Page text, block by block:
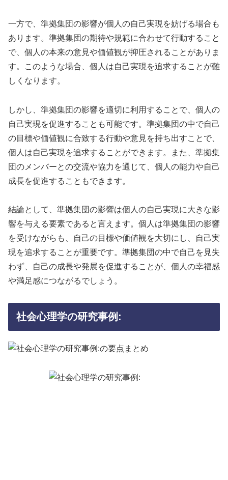
一方で、準拠集団の影響が個人の自己実現を妨げる場合も
あります。準拠集団の期待や規範に合わせて行動すること
で、個人の本来の意見や価値観が抑圧されることがありま
す。このような場合、個人は自己実現を追求することが難
しくなります。
しかし、準拠集団の影響を適切に利用することで、個人の
自己実現を促進することも可能です。準拠集団の中で自己
の目標や価値観に合致する行動や意見を持ち出すことで、
個人は自己実現を追求することができます。また、準拠集
団のメンバーとの交流や協力を通じて、個人の能力や自己
成長を促進することもできます。
結論として、準拠集団の影響は個人の自己実現に大きな影
響を与える要素であると言えます。個人は準拠集団の影響
を受けながらも、自己の目標や価値観を大切にし、自己実
現を追求することが重要です。準拠集団の中で自己を見失
わず、自己の成長や発展を促進することが、個人の幸福感
や満足感につながるでしょう。
社会心理学の研究事例: